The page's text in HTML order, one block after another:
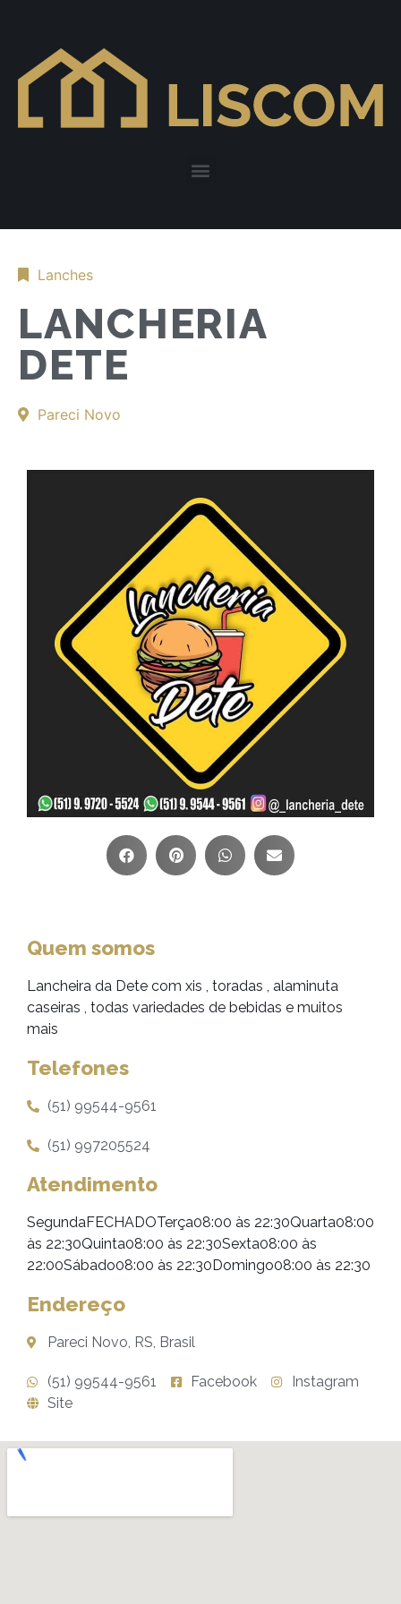
Lanches
LANCHERIA
DETE
Pareci Novo
Quem somos
Lancheira da Dete com xis , toradas , alaminuta
caseiras , todas variedades de bebidas e muitos
mais
Telefones
(51) 99544-9561
(51) 997205524
Atendimento
SegundaFECHADOTerça08:00 às 22:30Quarta08:00
às 22:30Quinta08:00 às 22:30Sexta08:00 às
22:00Sábado08:00 às 22:30Domingo08:00 às 22:30
Endereço
Pareci Novo, RS, Brasil
(51) 99544-9561 Facebook
Instagram
Site